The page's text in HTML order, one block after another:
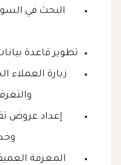
البحث في
تطوير قاعدة
زيارة العملاء
إعداد عروض
المعرفة